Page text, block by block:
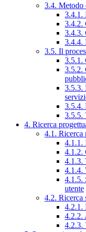
3.4. Metodo
3.4.1.
3.4.2.
3.4.3.
3.4.4.
3.5. Il
3.5.1.
3.5.2.
3.5.3.
3.5.4.
3.5.5.
4. Ricerca
4.1. Ricerca
4.1.1.
4.1.2.
4.1.3.
4.1.4.
4.1.5.
utente
4.2. Ricerca
4.2.1.
4.2.2.
4.2.3.